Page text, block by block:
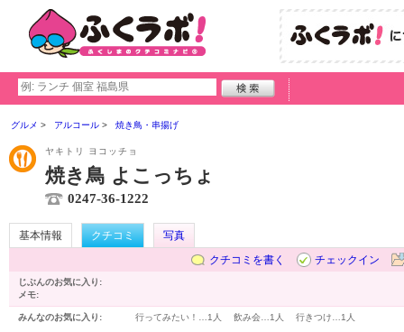
グルメ アルコール 焼き鳥・串揚げ
ヤキトリ ヨコッチョ
焼き鳥 よこっちょ
0247-36-1222
基本情報 クチコミ
写真
クチコミを書く
チェックイン
じぶんのお気に入り:
メモ:
みんなのお気に入り: 行ってみたい！… 1人 飲み会… 1人 行きつけ… 1人